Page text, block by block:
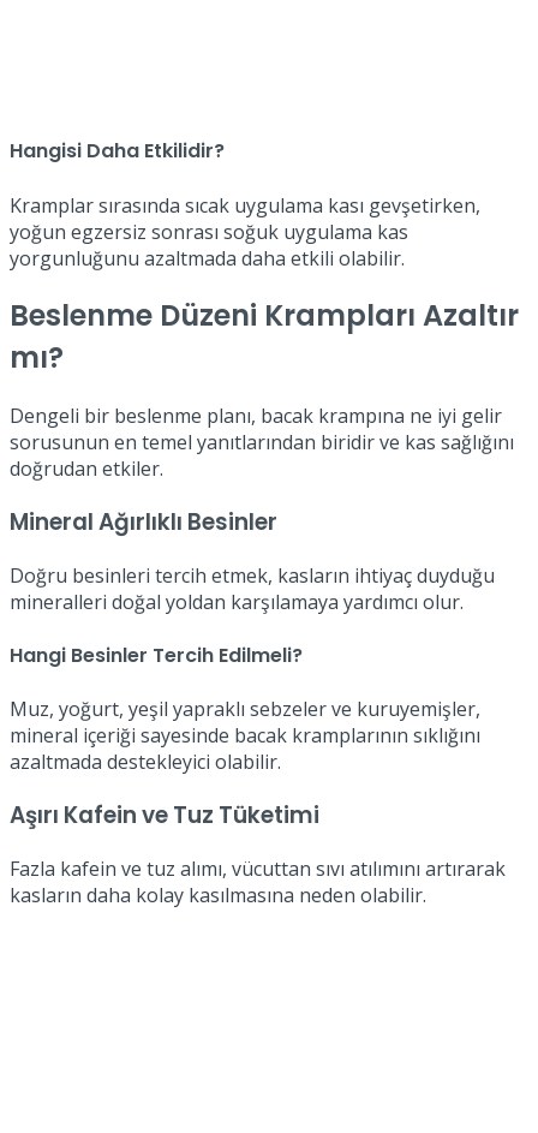
Hangisi Daha Etkilidir?
Kramplar sırasında sıcak uygulama kası gevşetirken,
yoğun egzersiz sonrası soğuk uygulama kas
yorgunluğunu azaltmada daha etkili olabilir.
Beslenme Düzeni Krampları Azaltır
mı?
Dengeli bir beslenme planı, bacak krampına ne iyi gelir
sorusunun en temel yanıtlarından biridir ve kas sağlığını
doğrudan etkiler.
Mineral Ağırlıklı Besinler
Doğru besinleri tercih etmek, kasların ihtiyaç duyduğu
mineralleri doğal yoldan karşılamaya yardımcı olur.
Hangi Besinler Tercih Edilmeli?
Muz, yoğurt, yeşil yapraklı sebzeler ve kuruyemişler,
mineral içeriği sayesinde bacak kramplarının sıklığını
azaltmada destekleyici olabilir.
Aşırı Kafein ve Tuz Tüketimi
Fazla kafein ve tuz alımı, vücuttan sıvı atılımını artırarak
kasların daha kolay kasılmasına neden olabilir.